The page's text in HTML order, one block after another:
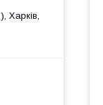
Харків,